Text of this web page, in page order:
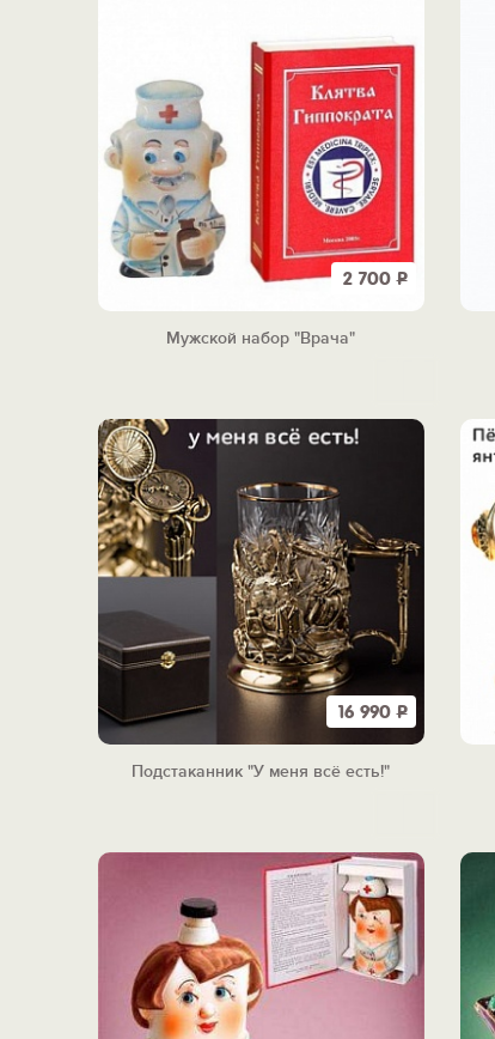
2 700Р
Мужской набор "Врача"
16 990Р
Подстаканник "У меня всё есть!"